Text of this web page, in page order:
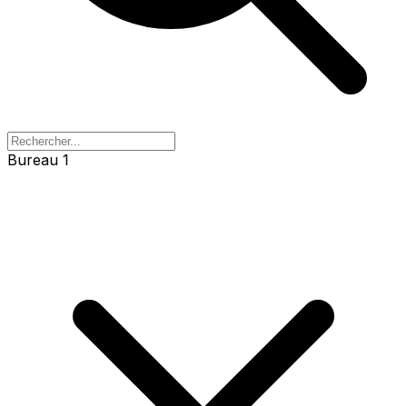
Bureau 1